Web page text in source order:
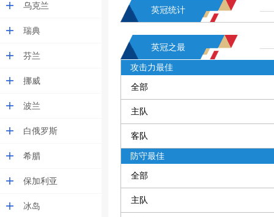
乌克兰
瑞典
芬兰
挪威
波兰
白俄罗斯
希腊
保加利亚
冰岛
英冠统计
英冠之最
攻击力最佳
全部
主队
客队
防守最佳
全部
主队